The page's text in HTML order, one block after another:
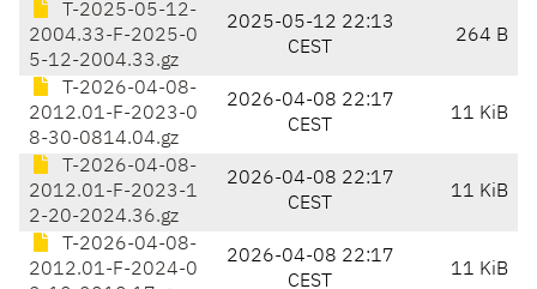
T-2025-05-12-
2004.33-F-2025-0
5-12-2004.33.gz
2025-05-12 22:13
CEST
264 B
T-2026-04-08-
2012.01-F-2023-0
8-30-0814.04.gz
2026-04-08 22:17
CEST
11 KiB
T-2026-04-08-
2012.01-F-2023-1
2-20-2024.36.gz
2026-04-08 22:17
CEST
11 KiB
T-2026-04-08-
2012.01-F-2024-0
2026-04-08 22:17
CEST
11 KiB